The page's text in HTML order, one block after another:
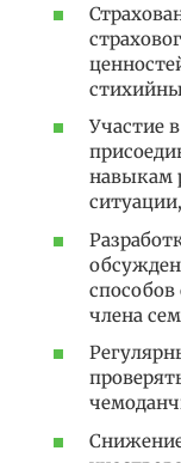
Участие
навыкам
члена